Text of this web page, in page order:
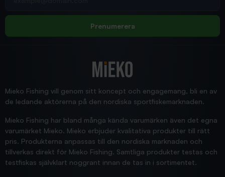
Jensa
Prenumerera
Mieko Fishing vill genom sitt koncept och engagemang, bli en av
de ledande aktörerna på den nordiska sportfiskemarknaden.
Mieko Fishing har bland många kända varumärken även det egna
varumärket Mieko. Mieko erbjuder kvalitativa produkter till rätt
pris. Produkterna anpassas till den nordiska marknaden och
tillverkas direkt för Mieko Fishing. Samtliga produkter testas och
testfiskas självklart noggrant innan de tas in i sortimentet.